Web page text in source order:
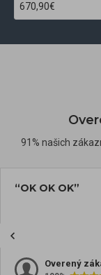
670,90€
91% našich
“OK OK OK”
Overený